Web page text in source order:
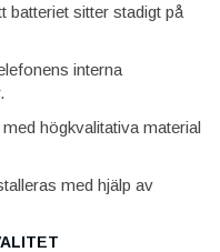
batteriet sitter stadigt på
interna
med högkvalitativa material
med hjälp av